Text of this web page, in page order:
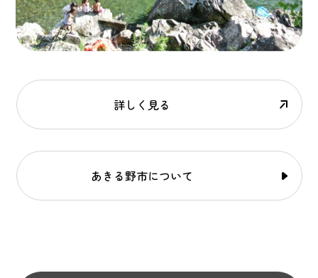
詳しく見る
あきる野市について